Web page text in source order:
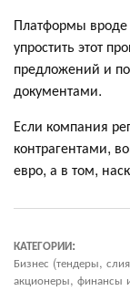
Платформы вроде
упростить этот
предложений и
документами.
Если компания
контрагентами,
евро, а в том,
КАТЕГОРИИ:
Бизнес (тендеры,
акционеры, финансы